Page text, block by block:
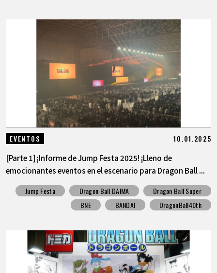
EVENTOS 10.01.2025
[Parte 1] ¡Informe de Jump Festa 2025! ¡Lleno de
emocionantes eventos en el escenario para Dragon Ball ...
Jump Festa Dragon Ball DAIMA
Dragon Ball Super
BNE
BANDAI DragonBall40th